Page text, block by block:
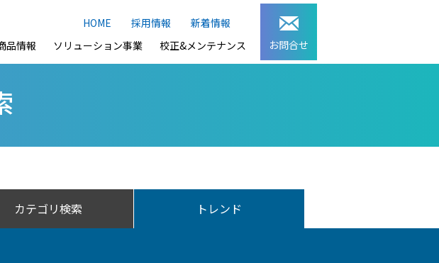
お問合せ
HOME 採用情報
新着情報
品情報 ソリューション事業 校正&メンテナンス
カテゴリ検索 トレンド